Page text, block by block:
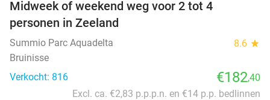
Midweek of weekend weg voor 2 tot 4
personen in Zeeland
Summio Parc Aquadelta 8.6 star
Bruinisse
Verkocht: 816
€182,40
Excl. ca. €2,83 p.p.p.n. en €14 p.p. bedlinnen